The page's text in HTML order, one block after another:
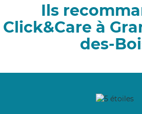
Ils
Click&Care à
des-